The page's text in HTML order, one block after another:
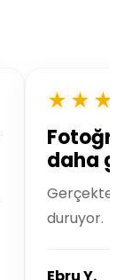
daha
Gerçekte
duruyor.
Ebru Y.